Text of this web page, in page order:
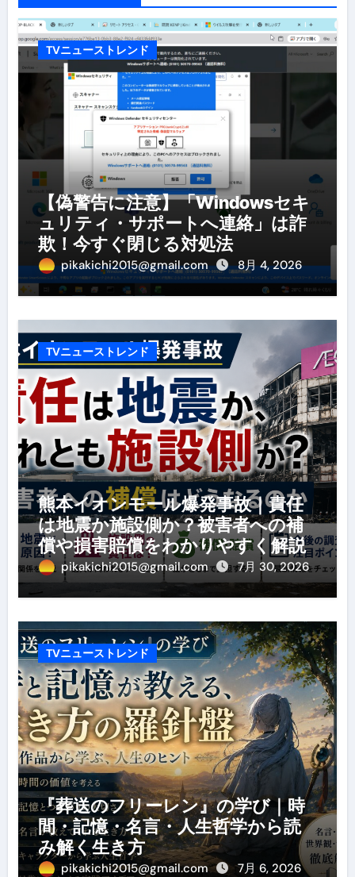
TVニューストレンド
【偽警告に注意】「Windowsセキ
ュリティ・サポートへ連絡」は詐
欺！今すぐ閉じる対処法
pikakichi2015@gmail.com 8月 4, 2026
TVニューストレンド
熊本イオンモール爆発事故｜責任
は地震か施設側か？被害者への補
償や損害賠償をわかりやすく解説
pikakichi2015@gmail.com 7月 30, 2026
TVニューストレンド
『葬送のフリーレン』の学び｜時
間・記憶・名言・人生哲学から読
み解く生き方
pikakichi2015@gmail.com 7月 6, 2026